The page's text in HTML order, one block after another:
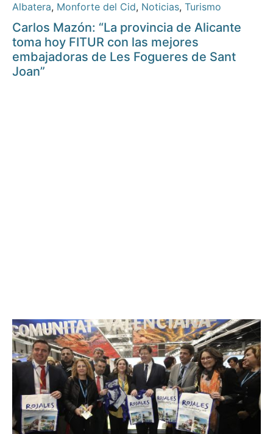
Albatera, Monforte del Cid, Noticias, Turismo
Carlos Mazón: “La provincia de Alicante
toma hoy FITUR con las mejores
embajadoras de Les Fogueres de Sant
Joan”